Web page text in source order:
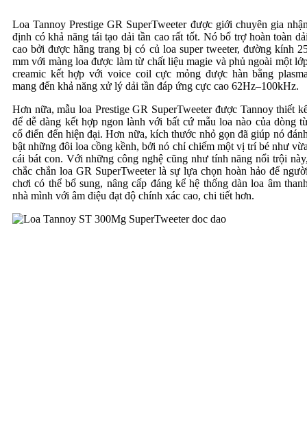
Loa Tannoy Prestige GR SuperTweeter được giới chuyên gia
định có khả năng tái tạo dải tần cao rất tốt. Nó bổ trợ hoàn toàn
cao bởi được hãng trang bị có củ loa super tweeter, đường kính
mm với màng loa được làm từ chất liệu magie và phủ ngoài một
creamic kết hợp với voice coil cực mỏng được hàn bằng
mang đến khả năng xử lý dải tần đáp ứng cực cao 62Hz–100kHz.
Hơn nữa, mẫu loa Prestige GR SuperTweeter được Tannoy thiết
để dễ dàng kết hợp ngon lành với bất cứ mẫu loa nào của dòng
cổ điển đến hiện đại. Hơn nữa, kích thước nhỏ gọn đã giúp nó
bật những đôi loa cồng kềnh, bởi nó chỉ chiếm một vị trí bé như
cái bát con. Với những công nghệ cũng như tính năng nổi trội
chắc chắn loa GR SuperTweeter là sự lựa chọn hoàn hảo để
chơi có thể bổ sung, nâng cấp đáng kể hệ thống dàn loa âm
nhà mình với âm điệu đạt độ chính xác cao, chi tiết hơn.